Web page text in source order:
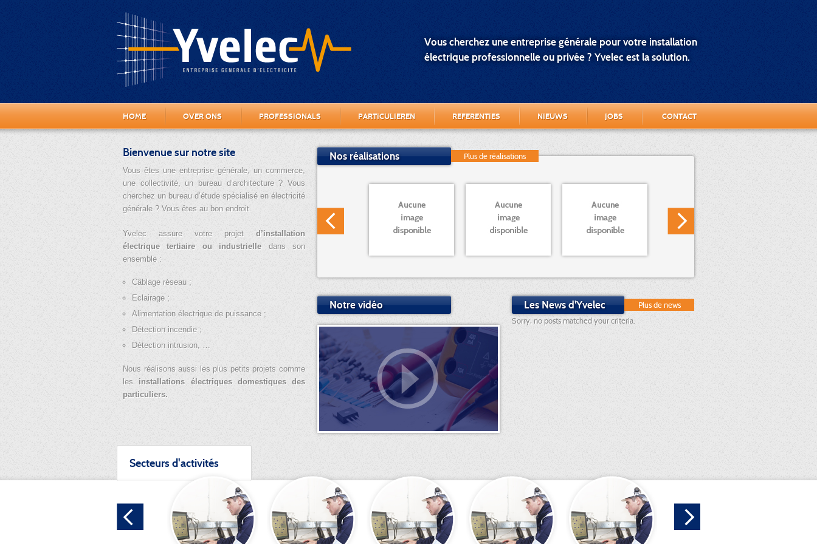
Vous cherchez une entreprise générale pour votre installation
électrique professionnelle ou privée ? Yvelec est la solution.
HOME OVER ONS PROFESSIONALS PARTICULIEREN REFERENTIES NIEUWS JOBS CONTACT
Bienvenue sur notre site
Vous êtes une entreprise générale, un commerce,
une collectivité, un bureau d’architecture ? Vous
cherchez un bureau d’étude spécialisé en électricité
générale ? Vous êtes au bon endroit.
Yvelec assure votre projet d’installation
électrique tertiaire ou industrielledans son
ensemble :
Câblage réseau ;
Eclairage ;
Alimentation électrique de puissance ;
Détection incendie ;
Détection intrusion, …
Nous réalisons aussi les plus petits projets comme
les installations électriques domestiques des
particuliers.
Nos réalisations Plus de réalisations
Notre vidéo Les News d'Yvelec
Plus de news
Sorry, no posts matched your criteria.
Secteurs d'activités